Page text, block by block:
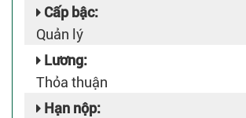
Cấp bậc:
Quản lý
Lương:
Thỏa thuận
Hạn nộp: